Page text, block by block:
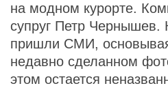
на модном курорте.
супруг Петр Чернышев.
пришли СМИ,
недавно сделанном
этом остается